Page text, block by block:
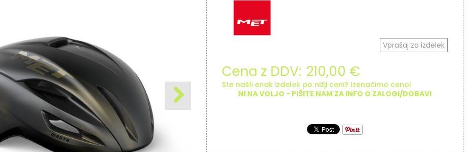
Vprašaj za izdelek
Cena z DDV: 210,00 €
Ste našli enak izdelek po nižji ceni? Izenačimo ceno!
NI NA VOLJO - PIŠITE NAM ZA INFO O ZALOGI/DOBAVI